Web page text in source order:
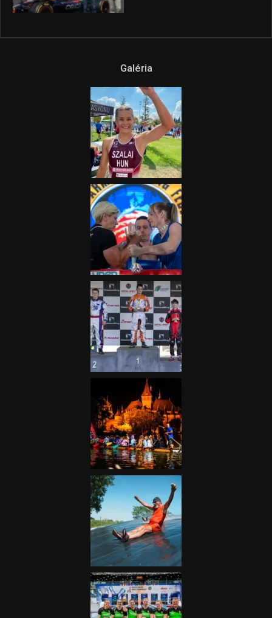
Galéria